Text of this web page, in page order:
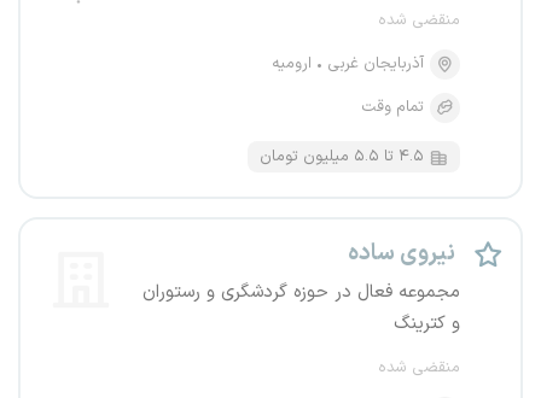
منقضی شده
آذربایجان غربی
ارومیه
تمام وقت
۴.۵ تا ۵.۵ میلیون تومان
نیروی ساده
مجموعه فعال در حوزه گردشگری و رستوران
و کترینگ
منقضی شده